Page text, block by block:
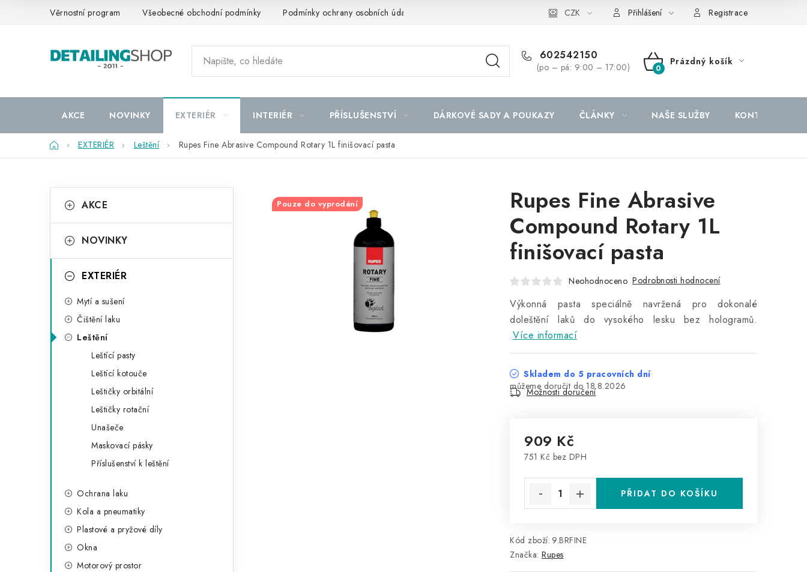
Věrnostní program Všeobecné obchodní podmínky Podmínky ochrany osobních údajů CZK Přihlášení Registrace
602542150
(po – pá: 9:00 – 17:00)
NÁKUPNÍ
Prázdný košík
AKCE NOVINKY EXTERIÉR INTERIÉR PŘÍSLUŠENSTVÍ DÁRKOVÉ SADY A POUKAZY ČLÁNKY NAŠE SLUŽBY KONTAKTY
DomůEXTERIÉR Leštění Rupes Fine Abrasive Compound Rotary 1L finišovací pasta
o
t
n
kategorie
a
e
i
AKCE
NOVINKY
EXTERIÉR
Mytí a sušení
Čištění laku
Leštění
Leštící pasty
Leštící kotouče
Leštičky orbitální
Leštičky rotační
Unašeče
Maskovací pásky
Příslušenství k leštění
Ochrana laku
Kola a pneumatiky
Plastové a pryžové díly
Okna
Motorový prostor
Rupes Fine Abrasive
Compound Rotary 1L
finišovací pasta
Neohodnoceno Podrobnosti hodnocení
Výkonná pasta speciálně navržená pro dokonalé
doleštění laků do vysokého lesku bez hologramů.
Více informací
Skladem do 5 pracovních dní
18.8.2026
Možnosti doručení
909 Kč
751 Kč bez DPH
PŘIDAT DO KOŠÍKU
Kód zboží: 9.BRFINE
Značka: Rupes
Pouze do vyprodání